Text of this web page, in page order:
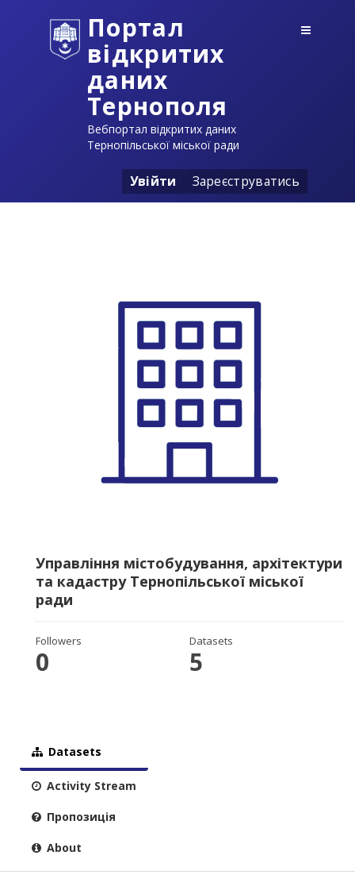
Портал
відкритих
даних
Тернополя
Вебпортал відкритих даних
Тернопільської міської ради
Увійти Зареєструватись
Управління містобудування, архітектури
та кадастру Тернопільської міської
ради
Followers
0
Datasets
5
Datasets
Activity Stream
Пропозиція
About